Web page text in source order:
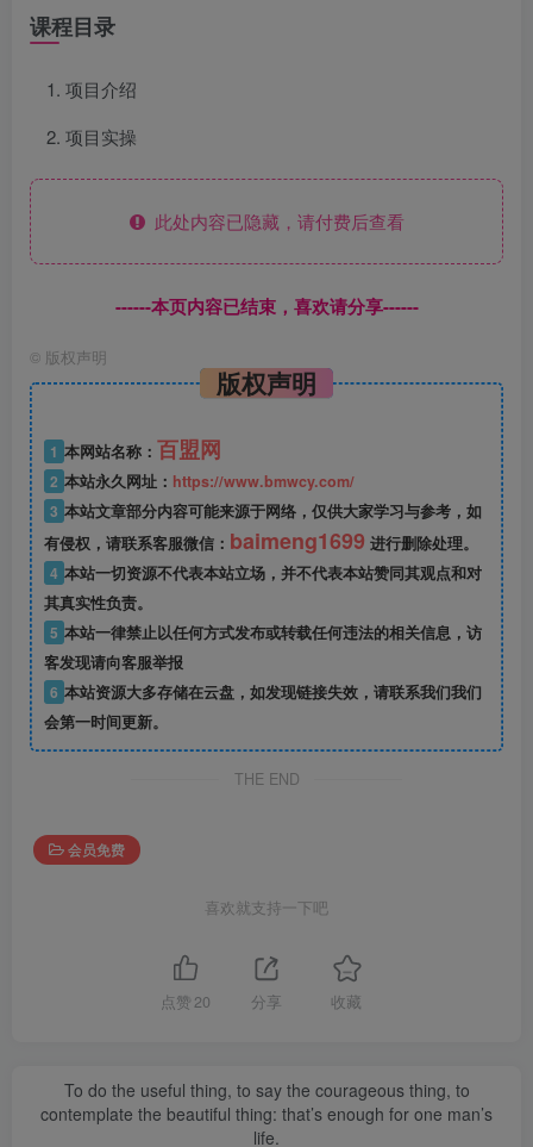
课程目录
项目介绍
项目实操
此处内容已隐藏，请付费后查看
------本页内容已结束，喜欢请分享------
© 版权声明
版权声明
1 本网站名称： 百盟网
2 本站永久网址： https://www.bmwcy.com/
3 本站文章部分内容可能来源于网络，仅供大家学习与参考，如
有侵权，请联系客服微信： baimeng1699 进行删除处理。
4 本站一切资源不代表本站立场，并不代表本站赞同其观点和对
其真实性负责。
5 本站一律禁止以任何方式发布或转载任何违法的相关信息，访
客发现请向客服举报
6 本站资源大多存储在云盘，如发现链接失效，请联系我们我们
会第一时间更新。
THE END
会员免费
喜欢就支持一下吧
点赞 20 分享 收藏
To do the useful thing, to say the courageous thing, to
contemplate the beautiful thing: that’s enough for one man’s
life.